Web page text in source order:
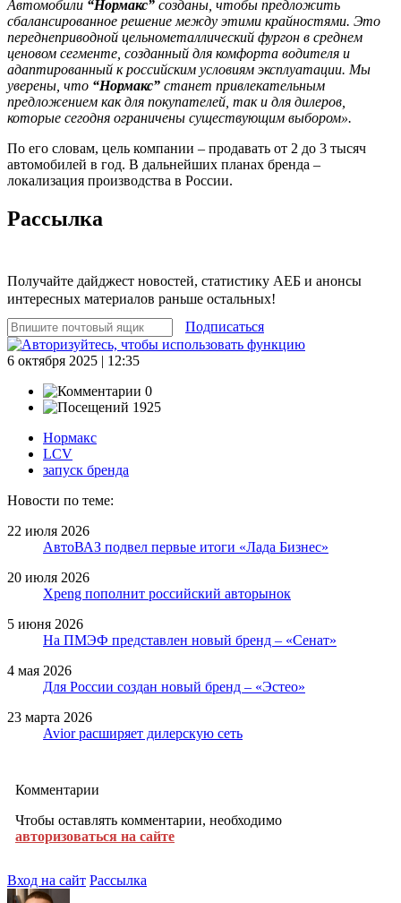
Автомобили “Нормакс” созданы, чтобы предложить
сбалансированное решение между этими крайностями. Это
переднеприводной цельнометаллический фургон в среднем
ценовом сегменте, созданный для комфорта водителя и
адаптированный к российским условиям эксплуатации. Мы
уверены, что “Нормакс” станет привлекательным
предложением как для покупателей, так и для дилеров,
которые сегодня ограничены существующим выбором».
По его словам, цель компании – продавать от 2 до 3 тысяч
автомобилей в год. В дальнейших планах бренда –
локализация производства в России.
Рассылка
Получайте дайджест новостей, статистику АЕБ и анонсы
интересных материалов раньше остальных!
Подписаться
6 октября 2025 | 12:35
0
1925
Нормакс
LCV
запуск бренда
Новости по теме:
22 июля 2026
АвтоВАЗ подвел первые итоги «Лада Бизнес»
20 июля 2026
Xpeng пополнит российский авторынок
5 июня 2026
На ПМЭФ представлен новый бренд – «Сенат»
4 мая 2026
Для России создан новый бренд – «Эстео»
23 марта 2026
Avior расширяет дилерскую сеть
Комментарии
Чтобы оставлять комментарии, необходимо
авторизоваться на сайте
Вход на сайт Рассылка